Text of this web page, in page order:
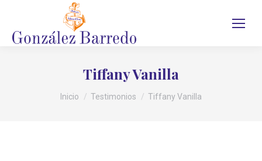
Tiffany Vanilla
Inicio Testimonios Tiffany Vanilla